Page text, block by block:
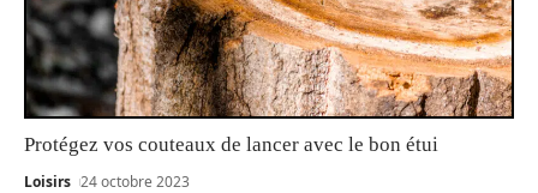
Protégez vos couteaux de lancer avec le bon étui
Loisirs 24 octobre 2023